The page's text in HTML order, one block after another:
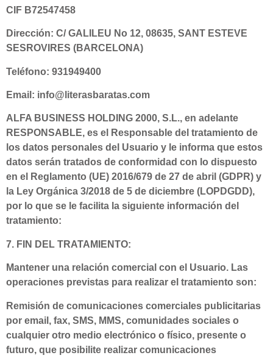
CIF B72547458
Dirección: C/ GALILEU No 12, 08635, SANT ESTEVE
SESROVIRES (BARCELONA)
Teléfono: 931949400
Email: info@literasbaratas.com
ALFA BUSINESS HOLDING 2000, S.L., en adelante
RESPONSABLE, es el Responsable del tratamiento de
los datos personales del Usuario y le informa que estos
datos serán tratados de conformidad con lo dispuesto
en el Reglamento (UE) 2016/679 de 27 de abril (GDPR) y
la Ley Orgánica 3/2018 de 5 de diciembre (LOPDGDD),
por lo que se le facilita la siguiente información del
tratamiento:
7. FIN DEL TRATAMIENTO:
Mantener una relación comercial con el Usuario. Las
operaciones previstas para realizar el tratamiento son:
Remisión de comunicaciones comerciales publicitarias
por email, fax, SMS, MMS, comunidades sociales o
cualquier otro medio electrónico o físico, presente o
futuro, que posibilite realizar comunicaciones